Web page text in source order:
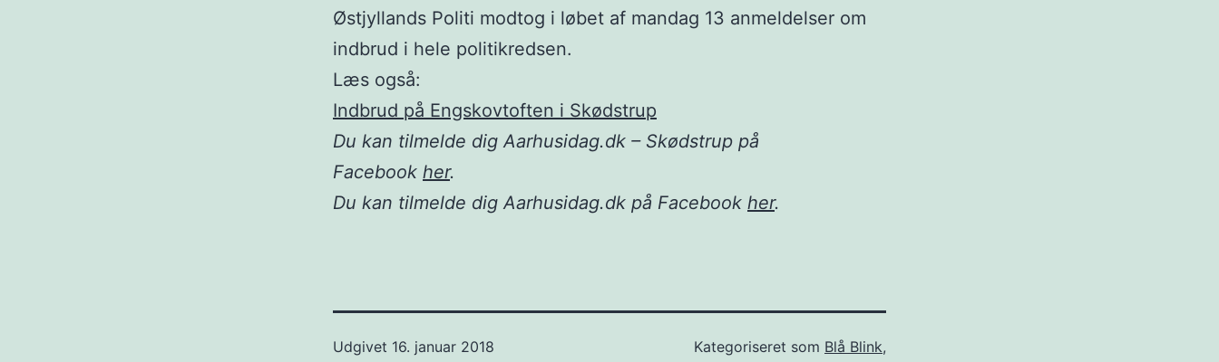
Østjyllands Politi modtog i løbet af mandag 13 anmeldelser om
indbrud i hele politikredsen.
Læs også:
Indbrud på Engskovtoften i Skødstrup
Du kan tilmelde dig Aarhusidag.dk – Skødstrup på
Facebook her.
Du kan tilmelde dig Aarhusidag.dk på Facebook her.
Udgivet 16. januar 2018
Kategoriseret som Blå Blink,